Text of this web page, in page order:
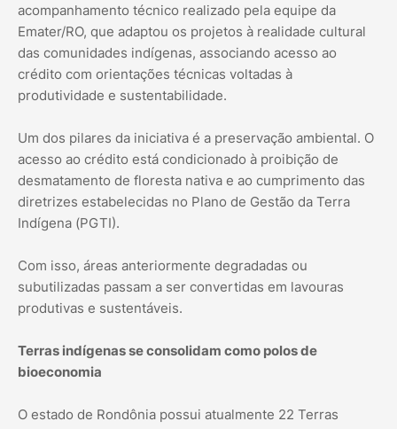
acompanhamento técnico realizado pela equipe da
Emater/RO, que adaptou os projetos à realidade cultural
das comunidades indígenas, associando acesso ao
crédito com orientações técnicas voltadas à
produtividade e sustentabilidade.
Um dos pilares da iniciativa é a preservação ambiental. O
acesso ao crédito está condicionado à proibição de
desmatamento de floresta nativa e ao cumprimento das
diretrizes estabelecidas no Plano de Gestão da Terra
Indígena (PGTI).
Com isso, áreas anteriormente degradadas ou
subutilizadas passam a ser convertidas em lavouras
produtivas e sustentáveis.
Terras indígenas se consolidam como polos de
bioeconomia
O estado de Rondônia possui atualmente 22 Terras